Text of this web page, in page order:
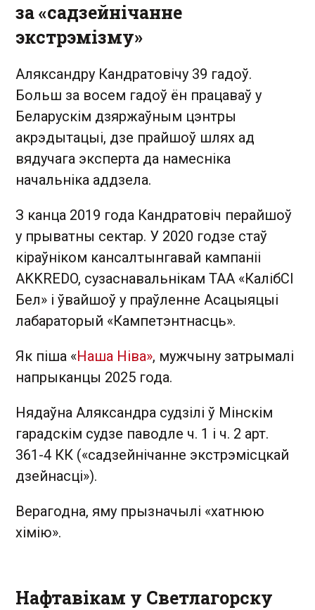
за «садзейнічанне
экстрэмізму»
Аляксандру Кандратовічу 39 гадоў.
Больш за восем гадоў ён працаваў у
Беларускім дзяржаўным цэнтры
акрэдытацыі, дзе прайшоў шлях ад
вядучага эксперта да намесніка
начальніка аддзела.
З канца 2019 года Кандратовіч перайшоў
у прыватны сектар. У 2020 годзе стаў
кіраўніком кансалтынгавай кампаніі
AKKREDO, сузаснавальнікам ТАА «КалібСІ
Бел» і ўвайшоў у праўленне Асацыяцыі
лабараторый «Кампетэнтнасць».
Як піша «Наша Ніва», мужчыну затрымалі
напрыканцы 2025 года.
Нядаўна Аляксандра судзілі ў Мінскім
гарадскім судзе паводле ч. 1 і ч. 2 арт.
361-4 КК («садзейнічанне экстрэмісцкай
дзейнасці»).
Верагодна, яму прызначылі «хатнюю
хімію».
Нафтавікам у Светлагорску